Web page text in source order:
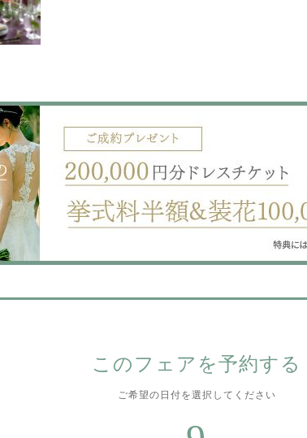
このフェアを予約する
ご希望の日付を選択してください